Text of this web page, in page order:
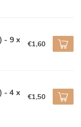
- 9 x €1,60
- 4 x €1,50